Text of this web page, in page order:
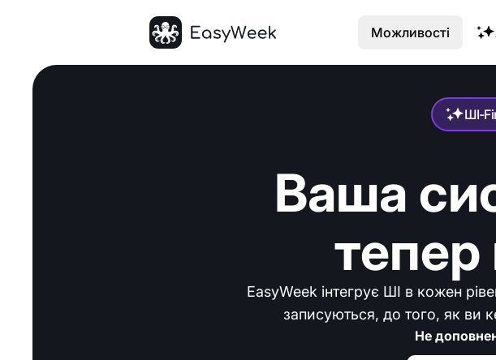
ШІ-
Ваша
EasyWeek інтегрує ШІ в кожен
записуються, до того, як ви
Не
Можливості